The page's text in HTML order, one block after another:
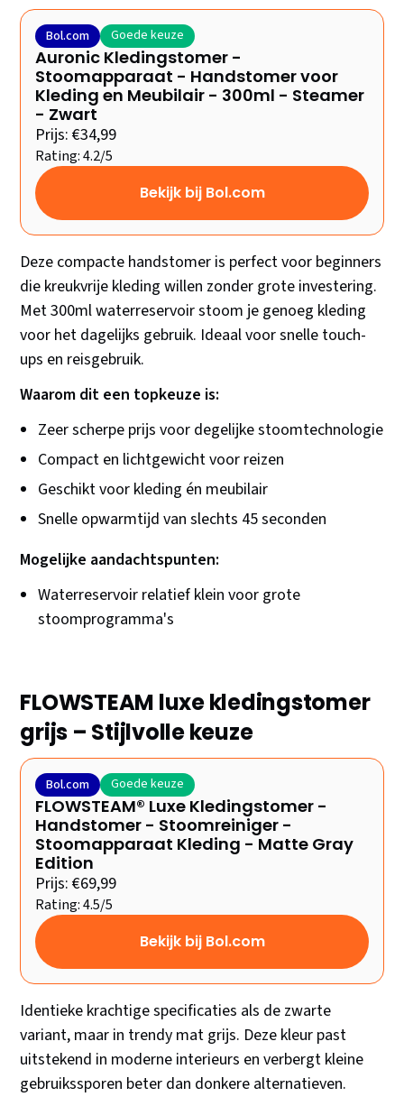
Bol.com Goede keuze
Auronic Kledingstomer -
Stoomapparaat - Handstomer voor
Kleding en Meubilair - 300ml - Steamer
- Zwart
Prijs: €34,99
Rating: 4.2/5
Bekijk bij Bol.com
Deze compacte handstomer is perfect voor beginners
die kreukvrije kleding willen zonder grote investering.
Met 300ml waterreservoir stoom je genoeg kleding
voor het dagelijks gebruik. Ideaal voor snelle touch-
ups en reisgebruik.
Waarom dit een topkeuze is:
Zeer scherpe prijs voor degelijke stoomtechnologie
Compact en lichtgewicht voor reizen
Geschikt voor kleding én meubilair
Snelle opwarmtijd van slechts 45 seconden
Mogelijke aandachtspunten:
Waterreservoir relatief klein voor grote
stoomprogramma's
FLOWSTEAM luxe kledingstomer
grijs – Stijlvolle keuze
Bol.com Goede keuze
FLOWSTEAM® Luxe Kledingstomer -
Handstomer - Stoomreiniger -
Stoomapparaat Kleding - Matte Gray
Edition
Prijs: €69,99
Rating: 4.5/5
Bekijk bij Bol.com
Identieke krachtige specificaties als de zwarte
variant, maar in trendy mat grijs. Deze kleur past
uitstekend in moderne interieurs en verbergt kleine
gebruikssporen beter dan donkere alternatieven.